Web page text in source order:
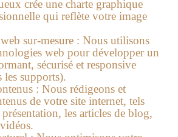
crée une charte graphique
qui reflète votre image
sur-mesure : Nous utilisons
web pour développer un
sécurisé et responsive
les supports).
: Nous rédigeons et
de votre site internet, tels
présentation, les articles de blog,